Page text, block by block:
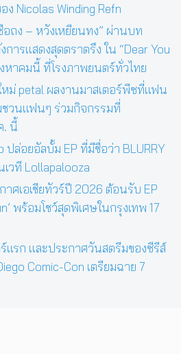
Nicolas Winding Refn
ถง – หวังเหยียนทง” ผ่านบท
ารแสดงสุดตราตรึง ใน “Dear You
หาคมนี้ ที่โรงภาพยนตร์ทั่วไทย
หม่ petal ผลงานมาสเตอร์พีซที่แฟน
ชวนแฟนๆ ร่วมกิจกรรมที่
. นี้
ปล่อยอัลบั้ม EP ที่มีชื่อว่า BLURRY
วที Lollapalooza
าศเอเชียทัวร์ปี 2026 ต้อนรับ EP
พร้อมโชว์สุดพิเศษในกรุงเทพ 17
ร์แรก และประกาศวันสตรีมของซีรีส์
Comic-Con เตรียมฉาย 7